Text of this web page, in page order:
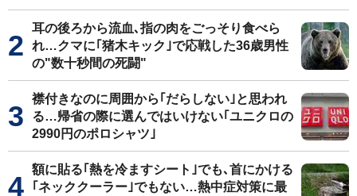
耳の後ろから流血､指の肉をごっそり食べら
れ…クマに｢猪木キック｣で応戦した36歳男性
の"数十秒間の死闘"
襟付きなのに周囲から｢だらしない｣と思われ
る…帰省の際に選んではいけない｢ユニクロの
2990円のポロシャツ｣
額に貼る｢熱を冷ますシート｣でも､首にかける
｢ネッククーラー｣でもない…熱中症対策に最